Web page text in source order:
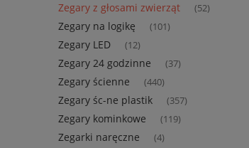
Zegary z głosami zwierząt (52)
Zegary na logikę (101)
Zegary LED (12)
Zegary 24 godzinne (37)
Zegary ścienne (440)
Zegary śc-ne plastik (357)
Zegary kominkowe (119)
Zegarki naręczne (4)